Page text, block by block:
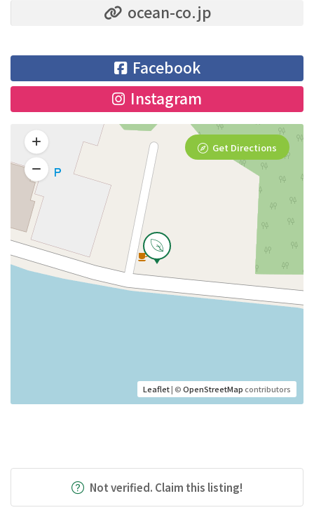
ocean-co.jp
Facebook
Instagram
Leaflet| ©OpenStreetMapcontributors
Get Directions
Not verified. Claim this listing!